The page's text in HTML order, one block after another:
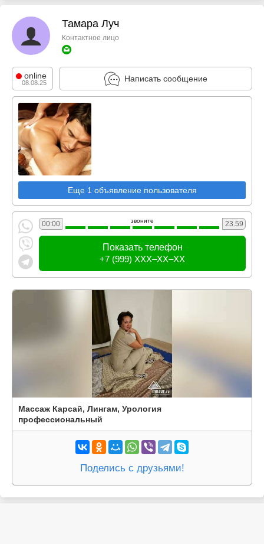
Тамара Луч
Контактное лицо
online
08.08.25 Написать сообщение
Еще 1 объявление пользователя
00:00 звоните 23.59
Показать телефон
+7 (999) XXX–XX–XX
Массаж Карсай, Лингам, Урология
профессиональный
Поделись с друзьями!